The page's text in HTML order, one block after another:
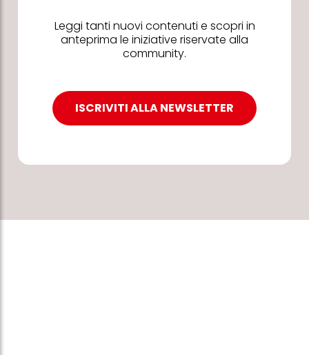
Leggi tanti nuovi contenuti e scopri in
anteprima le iniziative riservate alla
community.
ISCRIVITI ALLA NEWSLETTER